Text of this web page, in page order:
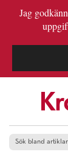
Jag